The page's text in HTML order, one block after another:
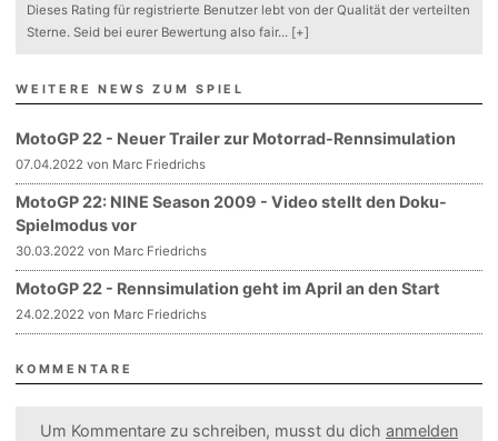
Dieses Rating für registrierte Benutzer lebt von der Qualität der verteilten
Sterne. Seid bei eurer Bewertung also fair... [+]
WEITERE NEWS ZUM SPIEL
MotoGP 22 - Neuer Trailer zur Motorrad-Rennsimulation
07.04.2022 von Marc Friedrichs
MotoGP 22: NINE Season 2009 - Video stellt den Doku-
Spielmodus vor
30.03.2022 von Marc Friedrichs
MotoGP 22 - Rennsimulation geht im April an den Start
24.02.2022 von Marc Friedrichs
KOMMENTARE
Um Kommentare zu schreiben, musst du dich anmelden